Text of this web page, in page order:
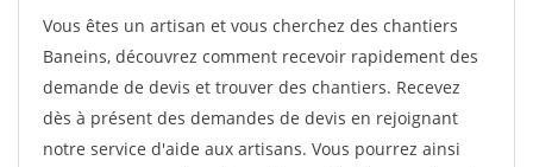
Vous êtes un artisan et vous cherchez des chantiers
Baneins, découvrez comment recevoir rapidement des
demande de devis et trouver des chantiers. Recevez
dès à présent des demandes de devis en rejoignant
notre service d'aide aux artisans. Vous pourrez ainsi